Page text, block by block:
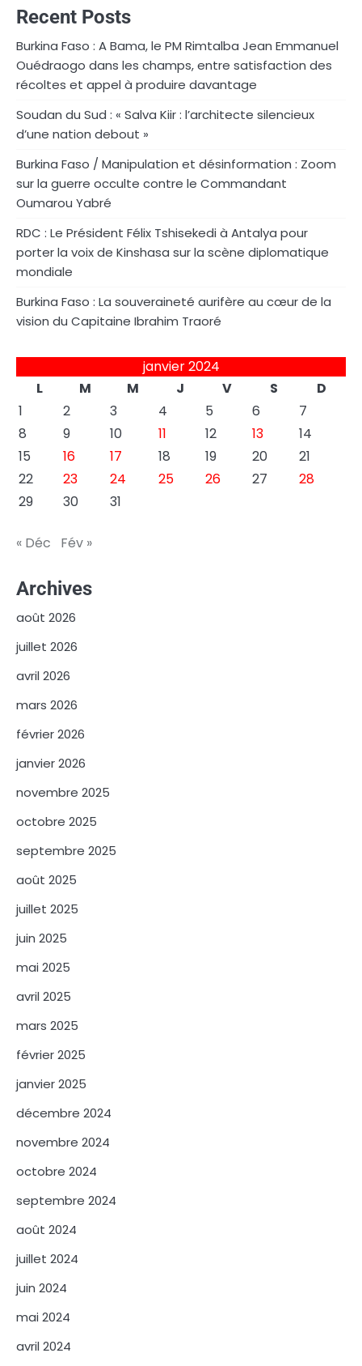
Recent Posts
Burkina Faso : A Bama, le PM Rimtalba Jean Emmanuel
Ouédraogo dans les champs, entre satisfaction des
récoltes et appel à produire davantage
Soudan du Sud : « Salva Kiir : l’architecte silencieux
d’une nation debout »
Burkina Faso / Manipulation et désinformation : Zoom
sur la guerre occulte contre le Commandant
Oumarou Yabré
RDC : Le Président Félix Tshisekedi à Antalya pour
porter la voix de Kinshasa sur la scène diplomatique
mondiale
Burkina Faso : La souveraineté aurifère au cœur de la
vision du Capitaine Ibrahim Traoré
janvier 2024
L
M M J V S
D
1
2 3 4 5 6
7
8
9 10 11 12 13
14
15
16 17 18 19 20
21
22
23 24 25 26 27
28
29
30 31
« Déc Fév »
Archives
août 2026
juillet 2026
avril 2026
mars 2026
février 2026
janvier 2026
novembre 2025
octobre 2025
septembre 2025
août 2025
juillet 2025
juin 2025
mai 2025
avril 2025
mars 2025
février 2025
janvier 2025
décembre 2024
novembre 2024
octobre 2024
septembre 2024
août 2024
juillet 2024
juin 2024
mai 2024
avril 2024